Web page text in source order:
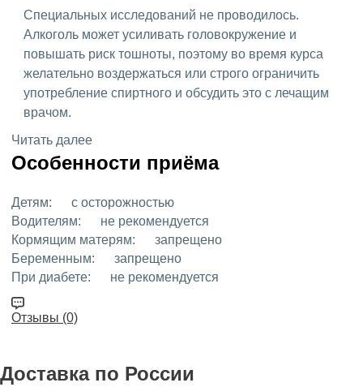
Специальных исследований не проводилось.
Алкоголь может усиливать головокружение и
повышать риск тошноты, поэтому во время курса
желательно воздержаться или строго ограничить
употребление спиртного и обсудить это с лечащим
врачом.
Читать далее
Особенности приёма
Детям:
с осторожностью
Водителям:
не рекомендуется
Кормящим матерям:
запрещено
Беременным:
запрещено
При диабете:
не рекомендуется
Отзывы (0)
Доставка по России